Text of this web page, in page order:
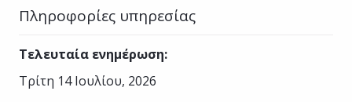
Πληροφορίες υπηρεσίας
Τελευταία ενημέρωση:
Τρίτη 14 Ιουλίου, 2026